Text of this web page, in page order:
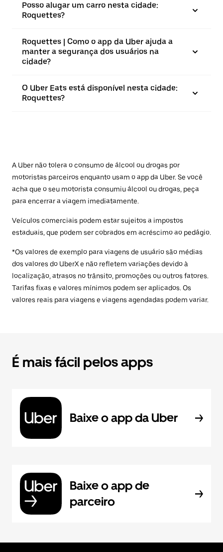
Posso alugar um carro nesta cidade:
Roquettes?
Roquettes | Como o app da Uber ajuda a
manter a segurança dos usuários na
cidade?
O Uber Eats está disponível nesta cidade:
Roquettes?
A Uber não tolera o consumo de álcool ou drogas por
motoristas parceiros enquanto usam o app da Uber. Se você
acha que o seu motorista consumiu álcool ou drogas, peça
para encerrar a viagem imediatamente.
Veículos comerciais podem estar sujeitos a impostos
estaduais, que podem ser cobrados em acréscimo ao pedágio.
*Os valores de exemplo para viagens de usuário são médias
dos valores do UberX e não refletem variações devido à
localização, atrasos no trânsito, promoções ou outros fatores.
Tarifas fixas e valores mínimos podem ser aplicados. Os
valores reais para viagens e viagens agendadas podem variar.
É mais fácil pelos apps
Baixe o app da Uber
Baixe o app de
parceiro